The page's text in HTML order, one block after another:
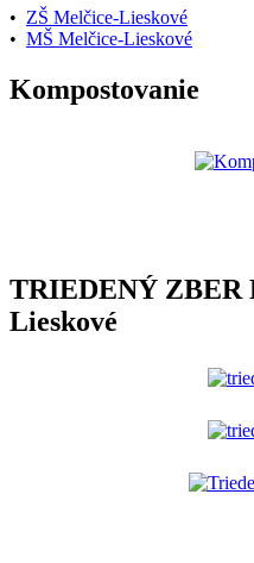
• ZŠ Melčice-Lieskové
• MŠ Melčice-Lieskové
Kompostovanie
TRIEDENÝ ZBER
Lieskové